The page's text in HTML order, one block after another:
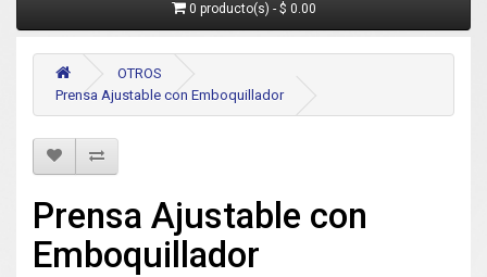
0 producto(s) - $ 0.00
OTROS
Prensa Ajustable con Emboquillador
Prensa Ajustable con
Emboquillador